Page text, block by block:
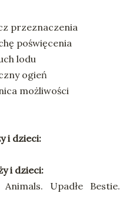
przeznaczenia
poświęcenia
lodu
ogień
możliwości
i dzieci:
i dzieci:
Upadłe Bestie.